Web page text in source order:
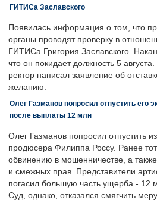
ГИТИСа Заславского
Появилась информация о том, что
органы проводят проверку в
ГИТИСа Григория Заславского.
что он покидает должность 5
ректор написал заявление об
желанию.
Олег Газманов попросил отпустить его
после выплаты 12 млн
Олег Газманов попросил отпустить
продюсера Филиппа Россу. Ранее
обвинению в мошенничестве, а
и смежных прав. Представители
погасил большую часть ущерба - 12
Суд, однако, отказался смягчить